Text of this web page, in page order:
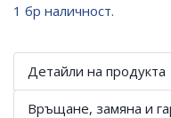
1 бр наличност.
Детайли на продукта
Връщане, замяна и